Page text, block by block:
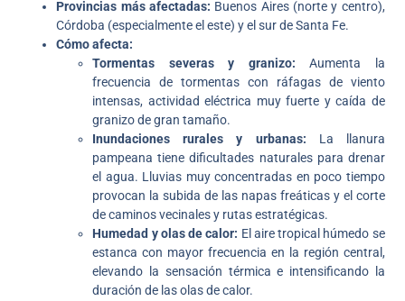
Provincias más afectadas: Buenos Aires (norte y centro),
Córdoba (especialmente el este) y el sur de Santa Fe.
Cómo afecta:
Tormentas severas y granizo: Aumenta la
frecuencia de tormentas con ráfagas de viento
intensas, actividad eléctrica muy fuerte y caída de
granizo de gran tamaño.
Inundaciones rurales y urbanas: La llanura
pampeana tiene dificultades naturales para drenar
el agua. Lluvias muy concentradas en poco tiempo
provocan la subida de las napas freáticas y el corte
de caminos vecinales y rutas estratégicas.
Humedad y olas de calor: El aire tropical húmedo se
estanca con mayor frecuencia en la región central,
elevando la sensación térmica e intensificando la
duración de las olas de calor.